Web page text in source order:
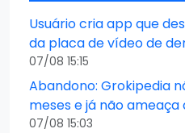
Usuário cria app que
da placa de vídeo de
07/08 15:15
Abandono: Grokipedia
meses e já não ameaça
07/08 15:03